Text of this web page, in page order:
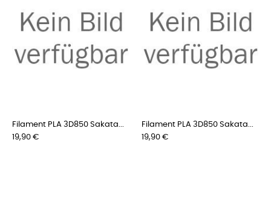
Filament PLA 3D850 Sakata...
Preis
19,90 €
Filament PLA 3D850 Sakata...
Preis
19,90 €